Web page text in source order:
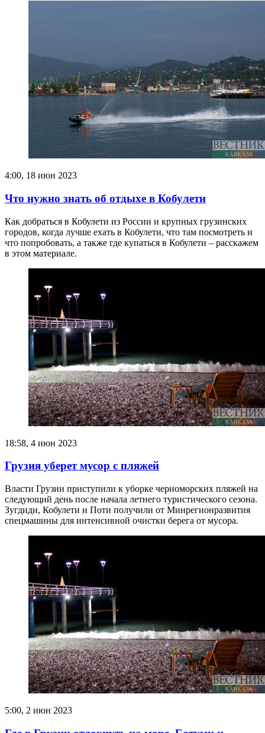
4:00, 18 июн 2023
Что нужно знать об отдыхе в Кобулети
Как добраться в Кобулети из России и крупных грузинских
городов, когда лучше ехать в Кобулети, что там посмотреть и
что попробовать, а также где купаться в Кобулети – расскажем
в этом материале.
18:58, 4 июн 2023
Грузия уберет мусор с пляжей
Власти Грузии приступили к уборке черноморских пляжей на
следующий день после начала летнего туристического сезона.
Зугдиди, Кобулети и Поти получили от Минрегионразвития
спецмашины для интенсивной очистки берега от мусора.
5:00, 2 июн 2023